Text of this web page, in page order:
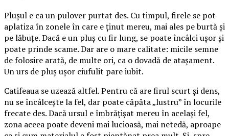
Plușul e ca un pulover purtat des. Cu timpul, firele se pot
aplatiza în zonele în care e ținut mereu, mai ales pe burtă și
pe lăbuțe. Dacă e un pluș cu fir lung, se poate încâlci ușor și
poate prinde scame. Dar are o mare calitate: micile semne
de folosire arată, de multe ori, ca o dovadă de atașament.
Un urs de pluș ușor ciufulit pare iubit.
Catifeaua se uzează altfel. Pentru că are firul scurt și dens,
nu se încâlcește la fel, dar poate căpăta „lustru” în locurile
frecate des. Dacă ursul e îmbrățișat mereu în același fel,
zona aceea poate deveni mai lucioasă, mai netedă, aproape